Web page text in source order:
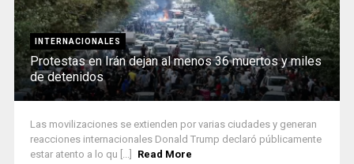
INTERNACIONALES
Protestas en Irán dejan al menos 36 muertos y miles
de detenidos
Las movilizaciones se extienden por varias ciudades y generan
reacciones internacionales Donald Trump declaró públicamente
estar atento a lo qu [...]
Read More